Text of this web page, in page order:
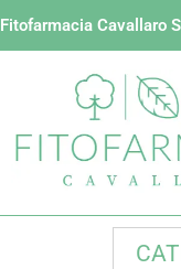
Vai
Fitofarmacia Cavallaro